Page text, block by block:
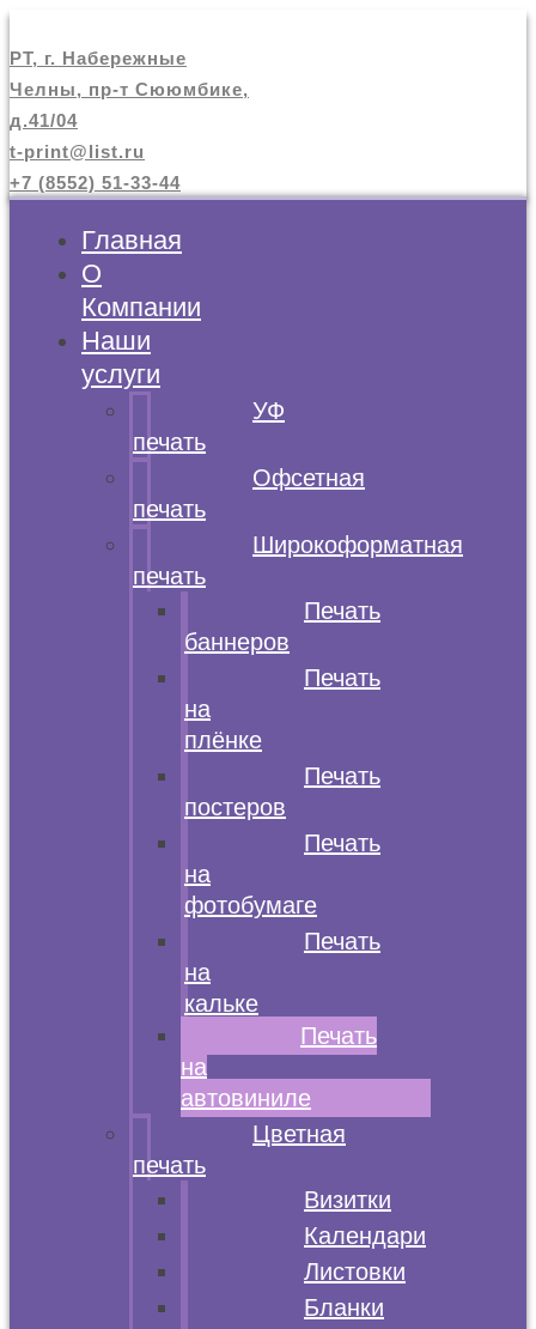
РТ, г. Набережные
Челны, пр-т Сююмбике,
д.41/04
t-print@list.ru
+7 (8552) 51-33-44
Главная
О
Компании
Наши
услуги
УФ
печать
Офсетная
печать
Широкоформатная
печать
Печать
баннеров
Печать
на
плёнке
Печать
постеров
Печать
на
фотобумаге
Печать
на
кальке
Печать
на
автовиниле
Цветная
печать
Визитки
Календари
Листовки
Бланки